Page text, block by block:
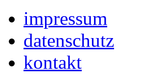
impressum
datenschutz
kontakt